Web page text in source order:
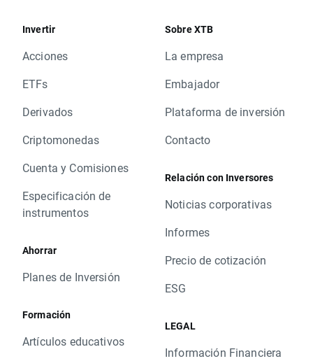
Invertir
Acciones
ETFs
Derivados
Criptomonedas
Cuenta y Comisiones
Especificación de
instrumentos
Ahorrar
Planes de Inversión
Formación
Artículos educativos
Sobre XTB
La empresa
Embajador
Plataforma de inversión
Contacto
Relación con Inversores
Noticias corporativas
Informes
Precio de cotización
ESG
LEGAL
Información Financiera